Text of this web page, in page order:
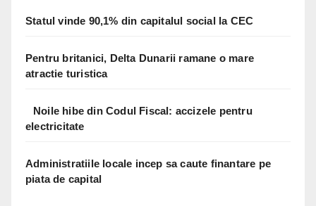
Statul vinde 90,1% din capitalul social la CEC
Pentru britanici, Delta Dunarii ramane o mare
atractie turistica
Noile hibe din Codul Fiscal: accizele pentru
electricitate
Administratiile locale incep sa caute finantare pe
piata de capital